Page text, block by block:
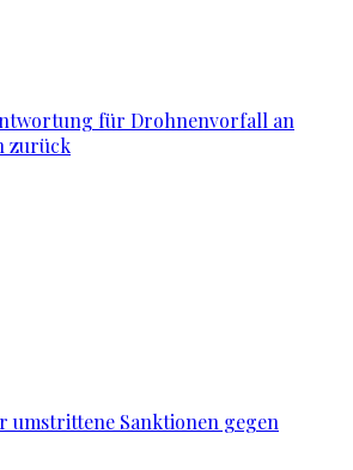
für Drohnenvorfall an
zurück
umstrittene Sanktionen gegen